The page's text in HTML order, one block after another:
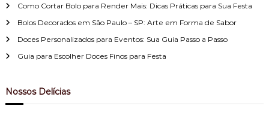
o
p
r
Como Cortar Bolo para Render Mais: Dicas Práticas para Sua Festa
Bolos Decorados em São Paulo – SP: Arte em Forma de Sabor
Doces Personalizados para Eventos: Sua Guia Passo a Passo
Guia para Escolher Doces Finos para Festa
Nossos Delícias